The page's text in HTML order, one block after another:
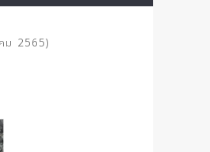
ม 2565)